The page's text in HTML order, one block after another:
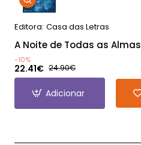
Editora: Casa das Letras
A Noite de Todas as Almas
-10%
22.41€ 24.90€
Adicionar